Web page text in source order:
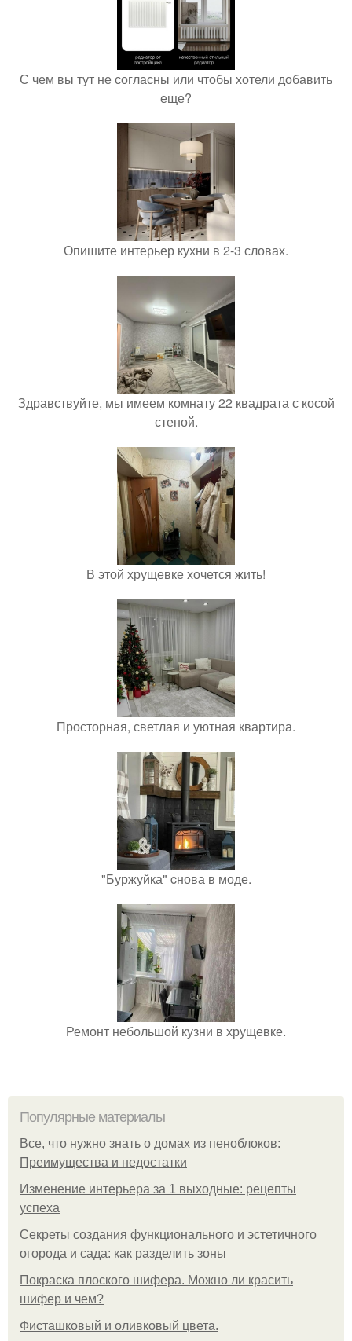
С чем вы тут не согласны или чтобы хотели добавить
еще?
Опишите интерьер кухни в 2-3 словах.
Здравствуйте, мы имеем комнату 22 квадрата с косой
стеной.
В этой хрущевке хочется жить!
Просторная, светлая и уютная квартира.
"Буржуйка" cнова в моде.
Ремонт небольшой кузни в хрущевке.
Популярные материалы
Все, что нужно знать о домах из пеноблоков:
Преимущества и недостатки
Изменение интерьера за 1 выходные: рецепты
успеха
Секреты создания функционального и эстетичного
огорода и сада: как разделить зоны
Покраска плоского шифера. Можно ли красить
шифер и чем?
Фисташковый и оливковый цвета.